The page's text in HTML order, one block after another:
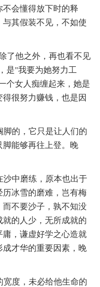
会懂得放下时的释
其假装不见，不如使
了他之外，再也看不见
是"我要为她努力工
个女人痴缠起来，她是
很努力赚钱，也是因
脚的，它只是让人们的
脚能够再往上登。晚
沙中磨练，原本也出于
冰雪的磨难，岂有梅
不要沙子，孰不知没
的人少，无所成就的
庸，谦虚好学之心造就
才华的重要因素，晚
度，未必给他生命的